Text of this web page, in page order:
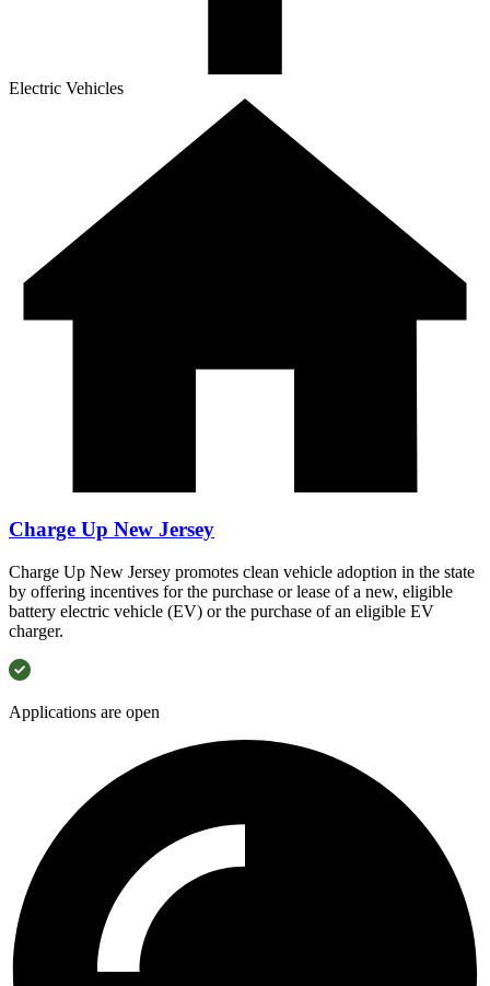
Electric Vehicles​​​​‌ ‍ ​‍​‍‌‍ ‌ ​‍‌‍‍‌‌‍‌ ‌‍‍‌‌‍ ‍​‍​‍​ ‍‍​‍​‍‌ ​ ‌‍​‌‌‍ ‍‌‍‍‌‌ ‌​‌ ‍‌​‍ ‍‌‍‍‌‌‍ ​‍​‍​‍ ​​‍​‍‌‍‍​‌ ​‍‌‍‌‌‌‍‌‍​‍​‍​ ‍‍​‍​‍‌‍‍​‌ ‌​‌ ‌​‌ ​​​ ‍‍​‍ ​‍ ‌‍ ​‌‍ ‌‍​ ‌‍​‌‌‍ ​‌‍‍​‌‍ ‌ ​ ‌ ‌​​ ‍‍​ ​ ​ ​ ​ ​ ​ ​ ​‍ ‌‍‍‌‌‍ ‍‌ ‌​‌‍‌‌‌‍ ‍‌ ‌​​‍ ‌‍‌‌‌‍‌​‌‍‍‌‌ ‌​​‍ ‌‍ ‌‌‍ ‌‍‌​‌‍‌‌​ ‌‌ ​​‌ ​‍‌‍‌‌‌ ​ ‌‍‌‌‌‍ ‍‌ ‌​‌‍​‌‌ ‌​‌‍‍‌‌‍ ‌‍ ‍​ ‍ ‌‍‍‌‌‍‌​​ ‌​ ​‌​ ​‍‌‍‌‌​ ‌‍​ ‌‍​ ‌ ​ ‌ ​ ‌‌​‍ ‌‌‍‌‌​ ​​‌‍​ ‌‍​‍​‍ ‌​ ‌​​ ‍​​ ​‍‌‍​‌​‍ ‌​ ‍​‌‍‌‌​ ​​​ ‍​​‍ ‌​ ‌‌‌‍‌‍​ ‌ ‌‍‌‌‌‍‌​‌‍‌‌‌‍‌​​ ‍​​ ‌​​ ​​​ ​ ​ ​‍​ ‍ ‌ ‌​‌ ‍‌‌ ​​‌‍‌‌​ ‌‌ ‌​‌‍‌‌‌‍​ ‌‍‍​‌‍ ‍‌‍ ‌‍ ​‌‍ ‌‍‌ ‌ ‍‌​ ‍ ‌ ​​‌‍​‌‌ ‌​‌‍‍​​ ‌‌ ‌​‌‍‍‌‌ ‌​‌‍ ​‌‍‌‌​ ‌‍​‍‌‍​‌‌ ​ ‌‍‌‌‌‌‌‌‌ ​‍‌‍ ​​ ‌‌‍‍​‌ ‌​‌ ‌​‌ ​​​‍‌‌​ ​ ‌​​‌​‍‌‌​ ​‍‌​‌‍​‍‌‌​ ​‍‌​‌‍‌‍ ​‌‍ ‌‍​ ‌‍​‌‌‍ ​‌‍‍​‌‍ ‌ ​ ‌ ‌​​‍‌‌​ ​ ‌​​‌​ ​ ​ ​ ​ ​ ​ ​ ​‍‌‍‌‍‍‌‌‍‌​​ ‌​ ​‌​ ​‍‌‍‌‌​ ‌‍​ ‌‍​ ‌ ​ ‌ ​ ‌‌​‍ ‌‌‍‌‌​ ​​‌‍​ ‌‍​‍​‍ ‌​ ‌​​ ‍​​ ​‍‌‍​‌​‍ ‌​ ‍​‌‍‌‌​ ​​​ ‍​​‍ ‌​ ‌‌‌‍‌‍​ ‌ ‌‍‌‌‌‍‌​‌‍‌‌‌‍‌​​ ‍​​ ‌​​ ​​​ ​ ​ ​‍​‍‌‍‌ ‌​‌ ‍‌‌ ​​‌‍‌‌​ ‌‌ ‌​‌‍‌‌‌‍​ ‌‍‍​‌‍ ‍‌‍ ‌‍ ​‌‍ ‌‍‌ ‌ ‍‌​‍‌‍‌ ​​‌‍​‌‌ ‌​‌‍‍​​ ‌‌ ‌​‌‍‍‌‌ ‌​‌‍ ​‌‍‌‌​‍‌‍‌ ​​‌‍‌‌‌ ​‍‌ ​ ‌ ​​‌‍‌‌‌‍​ ‌ ‌​‌‍‍‌‌ ‌‍‌‍‌‌​ ‌‌ ​​‌ ‌‌‌‍​‍‌‍ ​‌‍‍‌‌ ​ ‌‍‍​‌‍‌‌‌‍‌​​‍​‍‌ ‌
Charge Up New Jersey​​​​‌ ‍ ​‍​‍‌‍ ‌ ​‍‌‍‍‌‌‍‌ ‌‍‍‌‌‍ ‍​‍​‍​ ‍‍​‍​‍‌ ​ ‌‍​‌‌‍ ‍‌‍‍‌‌ ‌​‌ ‍‌​‍ ‍‌‍‍‌‌‍ ​‍​‍​‍ ​​‍​‍‌‍‍​‌ ​‍‌‍‌‌‌‍‌‍​‍​‍​ ‍‍​‍​‍‌‍‍​‌ ‌​‌ ‌​‌ ​​​ ‍‍​‍ ​‍ ‌‍ ​‌‍ ‌‍​ ‌‍​‌‌‍ ​‌‍‍​‌‍ ‌ ​ ‌ ‌​​ ‍‍​ ​ ​ ​ ​ ​ ​ ​ ​‍ ‌‍‍‌‌‍ ‍‌ ‌​‌‍‌‌‌‍ ‍‌ ‌​​‍ ‌‍‌‌‌‍‌​‌‍‍‌‌ ‌​​‍ ‌‍ ‌‌‍ ‌‍‌​‌‍‌‌​ ‌‌ ​​‌ ​‍‌‍‌‌‌ ​ ‌‍‌‌‌‍ ‍‌ ‌​‌‍​‌‌ ‌​‌‍‍‌‌‍ ‌‍ ‍​ ‍ ‌‍‍‌‌‍‌​​ ‌​ ‍‌‌‍‌‍‌‍​‌​ ​​​ ​‌‌‍‌‍​ ‍​‌‍​‌​‍ ‌‌‍​‍​ ‍‌‌‍​ ‌‍​‌​‍ ‌​ ‌​‌‍​‍​ ​​​ ‌​​‍ ‌‌‍​‍​ ‌‌​ ​‍​ ​‍​‍ ‌​ ‍​​ ‍​​ ‍‌‌‍​‍​ ​‌​ ‌ ​ ​​​ ‍​‌‍​‌​ ‌‍​ ‌ ‌‍​‍​ ‍ ‌ ‌​‌ ‍‌‌ ​​‌‍‌‌​ ‌‌ ​​‌ ​‍‌‍ ‌‍‌ ‌ ​‍‌‍​‌‌‍ ‌​ ‍ ‌ ​​‌‍​‌‌ ‌​‌‍‍​​ ‌‌ ‌​‌‍‍‌‌ ‌​‌‍ ​‌‍‌‌​ ‌‍​‍‌‍​‌‌ ​ ‌‍‌‌‌‌‌‌‌ ​‍‌‍ ​​ ‌‌‍‍​‌ ‌​‌ ‌​‌ ​​​‍‌‌​ ​ ‌​​‌​‍‌‌​ ​‍‌​‌‍​‍‌‌​ ​‍‌​‌‍‌‍ ​‌‍ ‌‍​ ‌‍​‌‌‍ ​‌‍‍​‌‍ ‌ ​ ‌ ‌​​‍‌‌​ ​ ‌​​‌​ ​ ​ ​ ​ ​ ​ ​ ​‍‌‍‌‍‍‌‌‍‌​​ ‌​ ‍‌‌‍‌‍‌‍​‌​ ​​​ ​‌‌‍‌‍​ ‍​‌‍​‌​‍ ‌‌‍​‍​ ‍‌‌‍​ ‌‍​‌​‍ ‌​ ‌​‌‍​‍​ ​​​ ‌​​‍ ‌‌‍​‍​ ‌‌​ ​‍​ ​‍​‍ ‌​ ‍​​ ‍​​ ‍‌‌‍​‍​ ​‌​ ‌ ​ ​​​ ‍​‌‍​‌​ ‌‍​ ‌ ‌‍​‍​‍‌‍‌ ‌​‌ ‍‌‌ ​​‌‍‌‌​ ‌‌ ​​‌ ​‍‌‍ ‌‍‌ ‌ ​‍‌‍​‌‌‍ ‌​‍‌‍‌ ​​‌‍​‌‌ ‌​‌‍‍​​ ‌‌ ‌​‌‍‍‌‌ ‌​‌‍ ​‌‍‌‌​‍‌‍‌ ​​‌‍‌‌‌ ​‍‌ ​ ‌ ​​‌‍‌‌‌‍​ ‌ ‌​‌‍‍‌‌ ‌‍‌‍‌‌​ ‌‌ ​​‌ ‌‌‌‍​‍‌‍ ​‌‍‍‌‌ ​ ‌‍‍​‌‍‌‌‌‍‌​​‍​‍‌ ‌
Charge Up New Jersey promotes clean vehicle adoption in the state
by offering incentives for the purchase or lease of a new, eligible
battery electric vehicle (EV) or the purchase of an eligible EV
charger.​​​​‌ ‍ ​‍​‍‌‍ ‌ ​‍‌‍‍‌‌‍‌ ‌‍‍‌‌‍ ‍​‍​‍​ ‍‍​‍​‍‌ ​ ‌‍​‌‌‍ ‍‌‍‍‌‌ ‌​‌ ‍‌​‍ ‍‌‍‍‌‌‍ ​‍​‍​‍ ​​‍​‍‌‍‍​‌ ​‍‌‍‌‌‌‍‌‍​‍​‍​ ‍‍​‍​‍‌‍‍​‌ ‌​‌ ‌​‌ ​​​ ‍‍​‍ ​‍ ‌‍ ​‌‍ ‌‍​ ‌‍​‌‌‍ ​‌‍‍​‌‍ ‌ ​ ‌ ‌​​ ‍‍​ ​ ​ ​ ​ ​ ​ ​ ​‍ ‌‍‍‌‌‍ ‍‌ ‌​‌‍‌‌‌‍ ‍‌ ‌​​‍ ‌‍‌‌‌‍‌​‌‍‍‌‌ ‌​​‍ ‌‍ ‌‌‍ ‌‍‌​‌‍‌‌​ ‌‌ ​​‌ ​‍‌‍‌‌‌ ​ ‌‍‌‌‌‍ ‍‌ ‌​‌‍​‌‌ ‌​‌‍‍‌‌‍ ‌‍ ‍​ ‍ ‌‍‍‌‌‍‌​​ ‌​ ‍‌‌‍‌‍‌‍​‌​ ​​​ ​‌‌‍‌‍​ ‍​‌‍​‌​‍ ‌‌‍​‍​ ‍‌‌‍​ ‌‍​‌​‍ ‌​ ‌​‌‍​‍​ ​​​ ‌​​‍ ‌‌‍​‍​ ‌‌​ ​‍​ ​‍​‍ ‌​ ‍​​ ‍​​ ‍‌‌‍​‍​ ​‌​ ‌ ​ ​​​ ‍​‌‍​‌​ ‌‍​ ‌ ‌‍​‍​ ‍ ‌ ‌​‌ ‍‌‌ ​​‌‍‌‌​ ‌‌ ​​‌ ​‍‌‍ ‌‍‌ ‌ ​‍‌‍​‌‌‍ ‌​ ‍ ‌ ​​‌‍​‌‌ ‌​‌‍‍​​ ‌‌ ​ ‌‍‍​‌‍ ‌ ​‍‌ ‌​‌​‌​‌‍‌‌‌ ​ ‌‍​ ‌ ​‍‌‍‍‌‌ ​​‌ ‌​‌‍‍‌‌‍ ‌‍ ‍​ ‌‍​‍‌‍​‌‌ ​ ‌‍‌‌‌‌‌‌‌ ​‍‌‍ ​​ ‌‌‍‍​‌ ‌​‌ ‌​‌ ​​​‍‌‌​ ​ ‌​​‌​‍‌‌​ ​‍‌​‌‍​‍‌‌​ ​‍‌​‌‍‌‍ ​‌‍ ‌‍​ ‌‍​‌‌‍ ​‌‍‍​‌‍ ‌ ​ ‌ ‌​​‍‌‌​ ​ ‌​​‌​ ​ ​ ​ ​ ​ ​ ​ ​‍‌‍‌‍‍‌‌‍‌​​ ‌​ ‍‌‌‍‌‍‌‍​‌​ ​​​ ​‌‌‍‌‍​ ‍​‌‍​‌​‍ ‌‌‍​‍​ ‍‌‌‍​ ‌‍​‌​‍ ‌​ ‌​‌‍​‍​ ​​​ ‌​​‍ ‌‌‍​‍​ ‌‌​ ​‍​ ​‍​‍ ‌​ ‍​​ ‍​​ ‍‌‌‍​‍​ ​‌​ ‌ ​ ​​​ ‍​‌‍​‌​ ‌‍​ ‌ ‌‍​‍​‍‌‍‌ ‌​‌ ‍‌‌ ​​‌‍‌‌​ ‌‌ ​​‌ ​‍‌‍ ‌‍‌ ‌ ​‍‌‍​‌‌‍ ‌​‍‌‍‌ ​​‌‍​‌‌ ‌​‌‍‍​​ ‌‌ ​ ‌‍‍​‌‍ ‌ ​‍‌ ‌​‌​‌​‌‍‌‌‌ ​ ‌‍​ ‌ ​‍‌‍‍‌‌ ​​‌ ‌​‌‍‍‌‌‍ ‌‍ ‍​‍‌‍‌ ​​‌‍‌‌‌ ​‍‌ ​ ‌ ​​‌‍‌‌‌‍​ ‌ ‌​‌‍‍‌‌ ‌‍‌‍‌‌​ ‌‌ ​​‌ ‌‌‌‍​‍‌‍ ​‌‍‍‌‌ ​ ‌‍‍​‌‍‌‌‌‍‌​​‍​‍‌ ‌
Applications are open​​​​‌ ‍ ​‍​‍‌‍ ‌ ​‍‌‍‍‌‌‍‌ ‌‍‍‌‌‍ ‍​‍​‍​ ‍‍​‍​‍‌ ​ ‌‍​‌‌‍ ‍‌‍‍‌‌ ‌​‌ ‍‌​‍ ‍‌‍‍‌‌‍ ​‍​‍​‍ ​​‍​‍‌‍‍​‌ ​‍‌‍‌‌‌‍‌‍​‍​‍​ ‍‍​‍​‍‌‍‍​‌ ‌​‌ ‌​‌ ​​​ ‍‍​‍ ​‍ ‌‍ ​‌‍ ‌‍​ ‌‍​‌‌‍ ​‌‍‍​‌‍ ‌ ​ ‌ ‌​​ ‍‍​ ​ ​ ​ ​ ​ ​ ​ ​‍ ‌‍‍‌‌‍ ‍‌ ‌​‌‍‌‌‌‍ ‍‌ ‌​​‍ ‌‍‌‌‌‍‌​‌‍‍‌‌ ‌​​‍ ‌‍ ‌‌‍ ‌‍‌​‌‍‌‌​ ‌‌ ​​‌ ​‍‌‍‌‌‌ ​ ‌‍‌‌‌‍ ‍‌ ‌​‌‍​‌‌ ‌​‌‍‍‌‌‍ ‌‍ ‍​ ‍ ‌‍‍‌‌‍‌​​ ‌​ ‍‌​ ​​‌‍​ ​ ‌​‌‍​‍​ ‍‌‌‍​‌​ ‌ ​‍ ‌​ ‍​​ ‍​​ ​‌‌‍‌​​‍ ‌​ ‌​​ ​‍​ ​​​ ‍‌​‍ ‌​ ‍​‌‍​‍​ ‌‌‌‍​‍​‍ ‌‌‍‌‍​ ​‌​ ​ ‌‍‌‌​ ‌‍‌‍​ ‌‍‌‍​ ‌ ​ ‍‌‌‍‌‌​ ​ ‌‍​ ​ ‍ ‌ ‌​‌ ‍‌‌ ​​‌‍‌‌​ ‌‌ ​​‌ ​‍‌‍ ‌‍‌ ‌ ​‍‌‍​‌‌‍ ‌‌‌​ ‌ ‌​‌‍​‌‌ ‌​‌ ‌‌‌ ​ ​ ‍ ‌ ​​‌‍​‌‌ ‌​‌‍‍​​ ‌‌ ‌​‌‍‍‌‌ ‌​‌‍ ​‌‍‌‌​ ‌‍​‍‌‍​‌‌ ​ ‌‍‌‌‌‌‌‌‌ ​‍‌‍ ​​ ‌‌‍‍​‌ ‌​‌ ‌​‌ ​​​‍‌‌​ ​ ‌​​‌​‍‌‌​ ​‍‌​‌‍​‍‌‌​ ​‍‌​‌‍‌‍ ​‌‍ ‌‍​ ‌‍​‌‌‍ ​‌‍‍​‌‍ ‌ ​ ‌ ‌​​‍‌‌​ ​ ‌​​‌​ ​ ​ ​ ​ ​ ​ ​ ​‍‌‍‌‍‍‌‌‍‌​​ ‌​ ‍‌​ ​​‌‍​ ​ ‌​‌‍​‍​ ‍‌‌‍​‌​ ‌ ​‍ ‌​ ‍​​ ‍​​ ​‌‌‍‌​​‍ ‌​ ‌​​ ​‍​ ​​​ ‍‌​‍ ‌​ ‍​‌‍​‍​ ‌‌‌‍​‍​‍ ‌‌‍‌‍​ ​‌​ ​ ‌‍‌‌​ ‌‍‌‍​ ‌‍‌‍​ ‌ ​ ‍‌‌‍‌‌​ ​ ‌‍​ ​‍‌‍‌ ‌​‌ ‍‌‌ ​​‌‍‌‌​ ‌‌ ​​‌ ​‍‌‍ ‌‍‌ ‌ ​‍‌‍​‌‌‍ ‌‌‌​ ‌ ‌​‌‍​‌‌ ‌​‌ ‌‌‌ ​ ​‍‌‍‌ ​​‌‍​‌‌ ‌​‌‍‍​​ ‌‌ ‌​‌‍‍‌‌ ‌​‌‍ ​‌‍‌‌​‍‌‍‌ ​​‌‍‌‌‌ ​‍‌ ​ ‌ ​​‌‍‌‌‌‍​ ‌ ‌​‌‍‍‌‌ ‌‍‌‍‌‌​ ‌‌ ​​‌ ‌‌‌‍​‍‌‍ ​‌‍‍‌‌ ​ ‌‍‍​‌‍‌‌‌‍‌​​‍​‍‌ ‌